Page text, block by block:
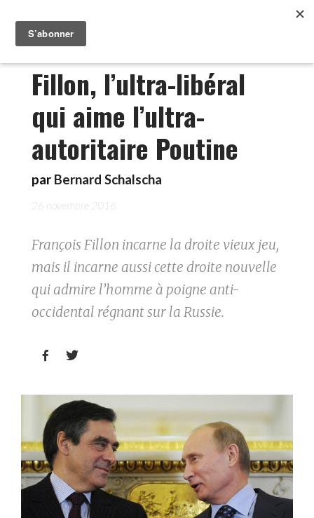
Fillon, l’ultra-libéral
qui aime l’ultra-
autoritaire Poutine
par Bernard Schalscha
26 novembre 2016
François Fillon incarne la droite vieux jeu,
mais il incarne aussi cette droite nouvelle
qui admire l’homme à poigne anti-
occidental régnant sur la Russie.
 